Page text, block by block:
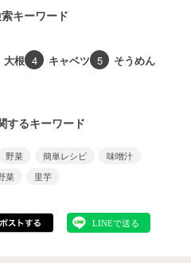
キーワード
大根 4 キャベツ 5 そうめん
するキーワード
野菜 簡単レシピ
味噌汁
菜
里芋